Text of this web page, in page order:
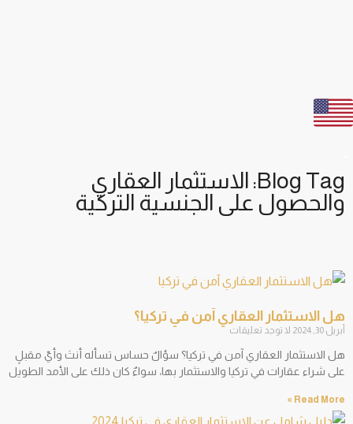
Blog Tag: الاستثمار العقاري
والحصول على الجنسية التركية
هل الاستثمار العقاري آمن في تركيا؟
أبريل 30, 2024 لا توجد تعليقات
هل الاستثمار العقاري آمن في تركيا؟ سؤالٌ حساس تسأله أنتَ وأيّ مقبلٍ
على شراء عقارات في تركيا والاستثمار بها، سواءٌ كان ذلك على الأمد الطويل
Read More »